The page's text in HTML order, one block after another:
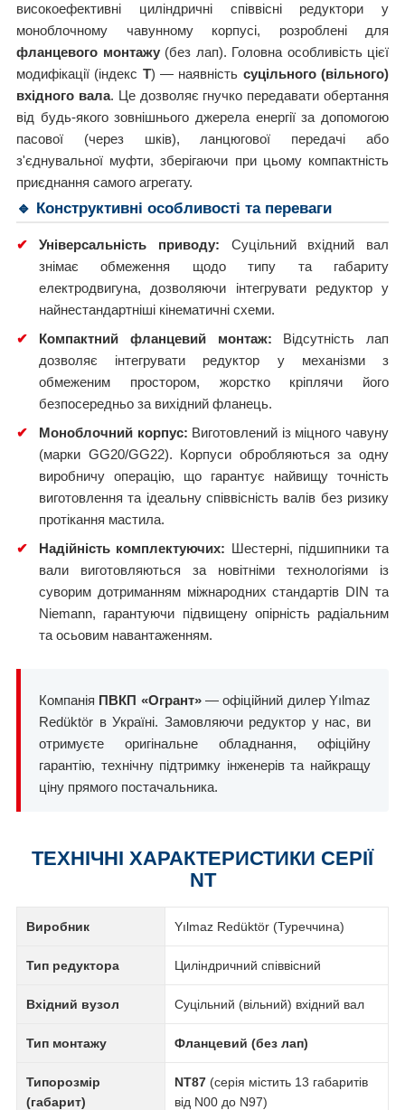
високоефективні циліндричні співвісні редуктори у
моноблочному чавунному корпусі, розроблені для
фланцевого монтажу(без лап). Головна особливість цієї
модифікації (індекс T) — наявність суцільного (вільного)
вхідного вала. Це дозволяє гнучко передавати обертання
від будь-якого зовнішнього джерела енергії за допомогою
пасової (через шків), ланцюгової передачі або
з'єднувальної муфти, зберігаючи при цьому компактність
приєднання самого агрегату.
🔹 Конструктивні особливості та переваги
✔ Універсальність приводу: Суцільний вхідний вал
знімає обмеження щодо типу та габариту
електродвигуна, дозволяючи інтегрувати редуктор у
найнестандартніші кінематичні схеми.
✔
Компактний фланцевий монтаж: Відсутність лап
дозволяє інтегрувати редуктор у механізми з
обмеженим простором, жорстко кріплячи його
безпосередньо за вихідний фланець.
✔
Моноблочний корпус: Виготовлений із міцного чавуну
(марки GG20/GG22). Корпуси обробляються за одну
виробничу операцію, що гарантує найвищу точність
виготовлення та ідеальну співвісність валів без ризику
протікання мастила.
✔
Надійність комплектуючих: Шестерні, підшипники та
вали виготовляються за новітніми технологіями із
суворим дотриманням міжнародних стандартів DIN та
Niemann, гарантуючи підвищену опірність радіальним
та осьовим навантаженням.
Компанія ПВКП «Огрант»— офіційний дилер Yılmaz
Redüktör в Україні. Замовляючи редуктор у нас, ви
отримуєте оригінальне обладнання, офіційну
гарантію, технічну підтримку інженерів та найкращу
ціну прямого постачальника.
ТЕХНІЧНІ ХАРАКТЕРИСТИКИ СЕРІЇ
NT
Виробник Yılmaz Redüktör (Туреччина)
Тип редуктора Циліндричний співвісний
Вхідний вузол Суцільний (вільний) вхідний вал
Тип монтажу Фланцевий (без лап)
Типорозмір
(габарит)
NT87 (серія містить 13 габаритів
від N00 до N97)